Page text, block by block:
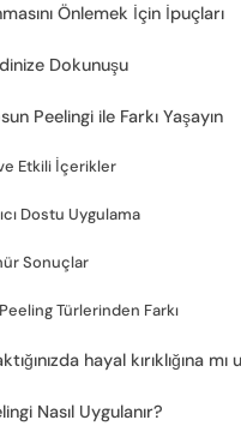
Önlemek İçin İpuçları
Dokunuşu
Peelingi ile Farkı Yaşayın
Etkili İçerikler
Dostu Uygulama
Sonuçlar
Türlerinden Farkı
hayal kırıklığına
Nasıl Uygulanır?